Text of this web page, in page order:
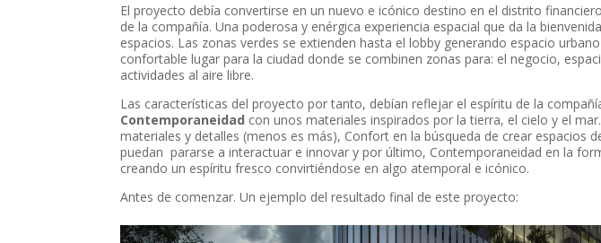
El proyecto debía convertirse en un nuevo e icónico destino en el distrito
de la compañía. Una poderosa y enérgica experiencia espacial que da la
espacios. Las zonas verdes se extienden hasta el lobby generando espacio
confortable lugar para la ciudad donde se combinen zonas para: el negocio,
actividades al aire libre.
Las características del proyecto por tanto, debían reflejar el espíritu de la
Contemporaneidad con unos materiales inspirados por la tierra, el cielo y el
materiales y detalles (menos es más), Confort en la búsqueda de crear espacios
puedan pararse a interactuar e innovar y por último, Contemporaneidad en la
creando un espíritu fresco convirtiéndose en algo atemporal e icónico.
Antes de comenzar. Un ejemplo del resultado final de este proyecto: